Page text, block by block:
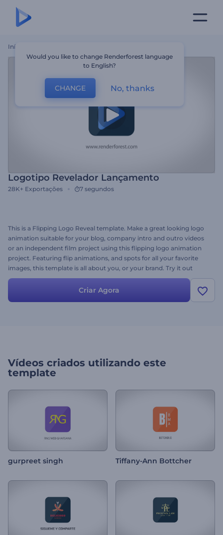
Início
Logotipo Revelador Lançamento
28K+ Exportações 7 segundos
This is a Flipping Logo Reveal template. Make a great looking logo
animation suitable for your blog, company intro and outro videos
or an independent film project using this flipping logo animation
project. Featuring flip animations, and spots for all your favorite
images, this template is all about you, or your brand. Try it out
today, and see what the Flipping Logo Reveal template can do for
Criar Agora
Vídeos criados utilizando este
template
gurpreet singh Tiffany-Ann Bottcher
Would you like to change Renderforest language
to English?
CHANGE No, thanks